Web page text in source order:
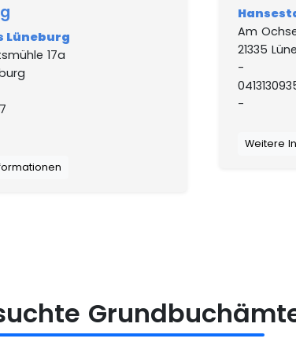
Lüneburg
17a
Am
21335
-
-
Weitere